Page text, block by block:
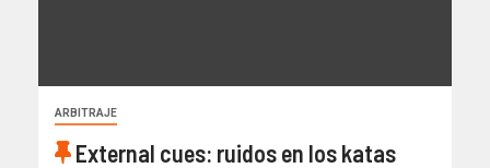
ARBITRAJE
External cues: ruidos en los katas